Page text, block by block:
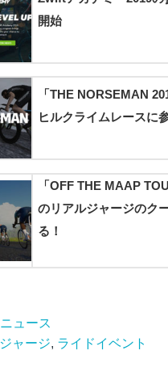
開始
「THE NORSEMAN
ヒルクライムレースに
「OFF THE MAAP
のリアルジャージのク
る！
ニュース
ジャージ, ライドイベント